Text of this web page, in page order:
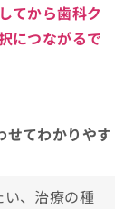
てから歯科ク
につながるで
せてわかりやす
、治療の種